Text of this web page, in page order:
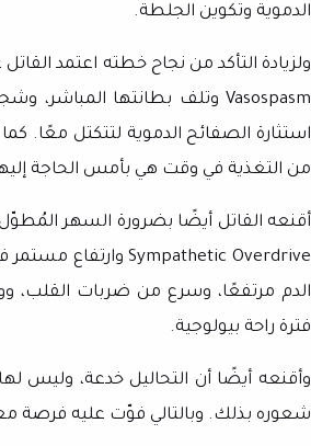
الدموية وتكوين الجلطة.
ولزيادة التأكد من نجاح خطته اعتمد
Vasospasm وتلف بطانتها المباشر،
استثارة الصفائح الدموية لتتكتل معًا.
من التغذية في وقت هي بأمس الحاجة
أقنعه القاتل أيضًا بضرورة السهر
Sympathetic Overdriveوارتفاع مستمر
الدم مرتفعًا، وسرع من ضربات القلب،
فترة راحة بيولوجية.
وأقنعه أيضًا أن التحاليل خدعة، وليس
شعوره بذلك. وبالتالي فوّت عليه